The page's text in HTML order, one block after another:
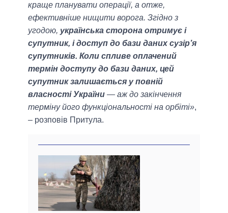
краще планувати операції, а отже,
ефективніше нищити ворога. Згідно з
угодою, українська сторона отримує і
супутник, і доступ до бази даних сузір’я
супутників. Коли спливе оплачений
термін доступу до бази даних, цей
супутник залишається у повній
власності України — аж до закінчення
терміну його функціональності на орбіті»,
– розповів Притула.